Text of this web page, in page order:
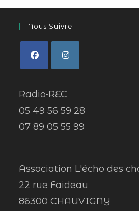
Nous Suivre
Radio•REC
05 49 56 59 28
07 89 05 55 99
Association L'écho des
22 rue Faideau
86300 CHAUVIGNY